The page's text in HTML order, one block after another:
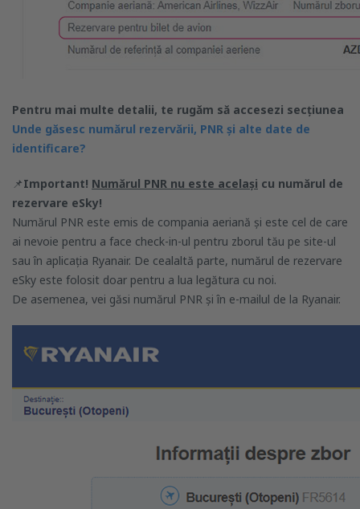
Pentru mai multe detalii, te rugăm să accesezi secțiunea
Unde găsesc numărul rezervării, PNR și alte date de
identificare?
📌Important! Numărul PNR nu este același cu numărul de
rezervare eSky!
Numărul PNR este emis de compania aeriană și este cel de care
ai nevoie pentru a face check-in-ul pentru zborul tău pe site-ul
sau în aplicația Ryanair. De cealaltă parte, numărul de rezervare
eSky este folosit doar pentru a lua legătura cu noi.
De asemenea, vei găsi numărul PNR și în e-mailul de la Ryanair.